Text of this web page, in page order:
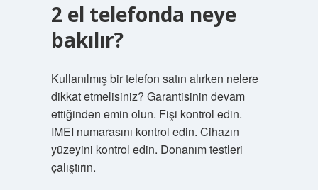
2 el telefonda neye
bakılır?
Kullanılmış bir telefon satın alırken nelere
dikkat etmelisiniz? Garantisinin devam
ettiğinden emin olun. Fişi kontrol edin.
IMEI numarasını kontrol edin. Cihazın
yüzeyini kontrol edin. Donanım testleri
çalıştırın.